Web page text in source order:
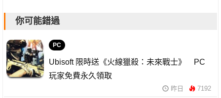
你可能錯過
PC
Ubisoft 限時送《火線獵殺：未來戰士》 PC
玩家免費永久領取
昨日 7192